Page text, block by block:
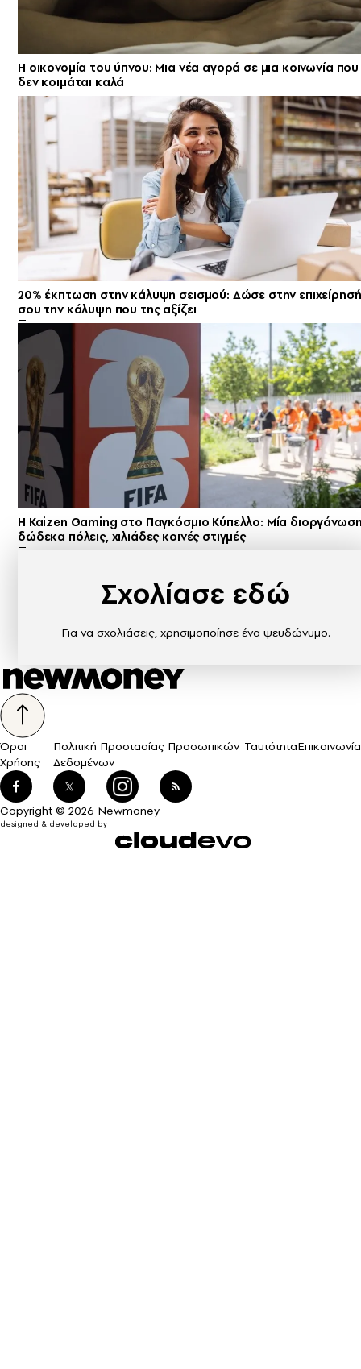
Η οικονομία του ύπνου: Μια νέα αγορά σε μια κοινωνία που
δεν κοιμάται καλά
20% έκπτωση στην κάλυψη σεισμού: Δώσε στην επιχείρησή
σου την κάλυψη που της αξίζει
H Kaizen Gaming στο Παγκόσμιο Kύπελλο: Μία
δώδεκα πόλεις, χιλιάδες κοινές στιγμές
Σχολίασε εδώ
Για να σχολιάσεις, χρησιμοποίησε ένα ψευδώνυμο.
Όροι
Χρήσης
Πολιτική Προστασίας Προσωπικών
Δεδομένων
ΤαυτότηταΕπικοινωνία
Copyright © 2026 Newmoney
designed & developed by